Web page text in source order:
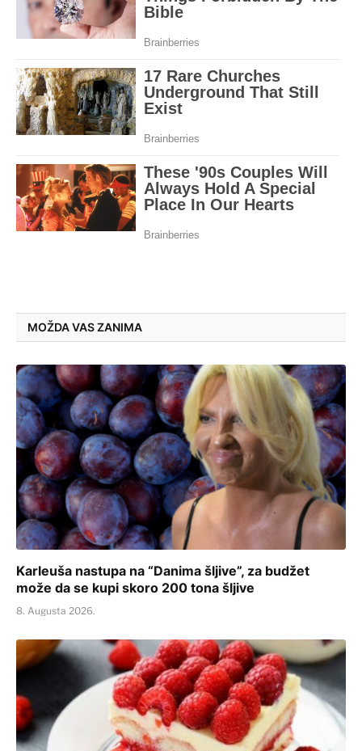
MOŽDA VAS ZANIMA
Karleuša nastupa na “Danima šljive”, za budžet
može da se kupi skoro 200 tona šljive
8. Augusta 2026.